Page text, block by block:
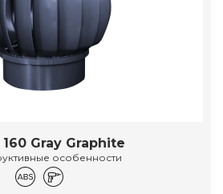
160 Gray Graphite
особенности